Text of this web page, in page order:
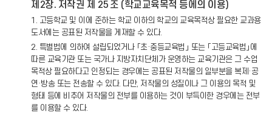
제2장. 저작권 제 25 조 (학교교육목적 등에의 이용)
1. 고등학교 및 이에 준하는 학교 이하의 학교의 교육목적상 필요한 교과용
도서에는 공표된 저작물을 게재할 수 있다.
2. 특별법에 의하여 설립되었거나 「초·중등교육법」 또는 「고등교육법」에
따른 교육기관 또는 국가나 지방자치단체가 운영하는 교육기관은 그 수업
목적상 필요하다고 인정되는 경우에는 공표된 저작물의 일부분을 복제·공
연·방송 또는 전송할 수 있다. 다만, 저작물의 성질이나 그 이용의 목적 및
형태 등에 비추어 저작물의 전부를 이용하는 것이 부득이한 경우에는 전부
를 이용할 수 있다.